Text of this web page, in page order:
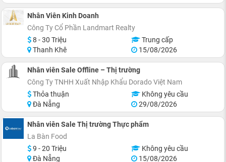
Nhân Viên Kinh Doanh
Công Ty Cổ Phần Landmart Realty
8 - 30 Triệu
Trung cấp
Thanh Khê
15/08/2026
Nhân viên Sale Offline – Thị trường
Công Ty TNHH Xuất Nhập Khẩu Dorado Việt Nam
Thỏa thuận
Không yêu cầu
Đà Nẵng
29/08/2026
Nhân viên Sale Thị trường Thực phẩm
La Bàn Food
9 - 20 Triệu
Không yêu cầu
Đà Nẵng
15/08/2026